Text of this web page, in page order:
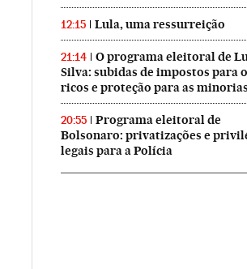
12:15 Lula, uma ressurreição
21:14
O programa eleitoral de
Silva: subidas de impostos para
ricos e proteção para as minorias
20:55
Programa eleitoral de
Bolsonaro: privatizações e
legais para a Polícia